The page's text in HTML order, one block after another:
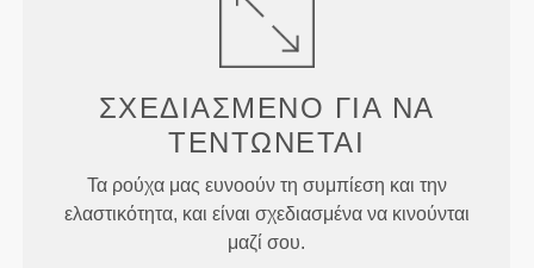
ΣΧΕΔΙΑΣΜΈΝΟ ΓΙΑ ΝΑ
ΤΕΝΤΏΝΕΤΑΙ
Τα ρούχα μας ευνοούν τη συμπίεση και την
ελαστικότητα, και είναι σχεδιασμένα να κινούνται
μαζί σου.